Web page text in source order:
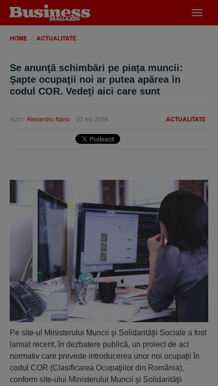
meniu
HOME ACTUALITATE
Se anunţă schimbări pe piaţa muncii:
Şapte ocupaţii noi ar putea apărea în
codul COR. Vedeţi aici care sunt
ACTUALITATE
Autor: Alexandru Nanu 23 feb 2024
Pe site-ul Ministerului Muncii şi Solidarităţii Sociale a fost
lansat recent, în dezbatere publică, un proiect de act
normativ care prevede introducerea unor noi ocupaţii în
codul COR (Clasificarea Ocupaţiilor din România),
conform site-ului Ministerului Muncii şi Solidarităţii